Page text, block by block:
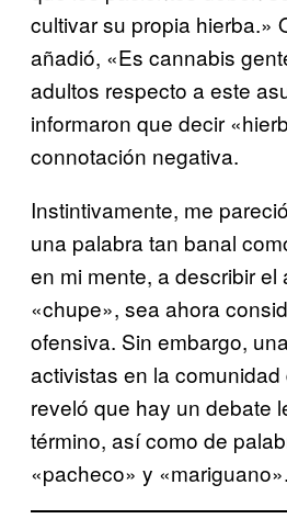
cultivar su propia hierba.»
añadió, «Es cannabis
adultos respecto a este
informaron que decir
connotación negativa.
Instintivamente, me
una palabra tan banal
en mi mente, a describir el
«chupe», sea ahora
ofensiva. Sin embargo,
activistas en la
reveló que hay un debate
término, así como de
«pacheco» y «mariguano».